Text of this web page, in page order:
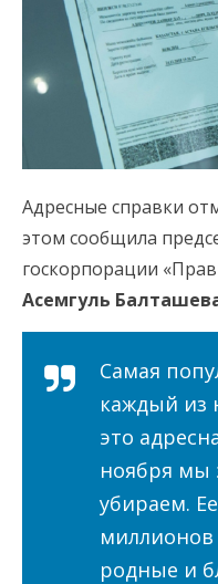
Адресные справки
этом сообщила
госкорпорации
Асемгуль
Самая
каждый из
это
ноября мы
убираем.
родные и